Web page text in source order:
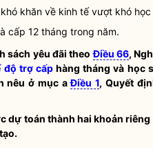
khăn về kinh tế vượt khó
cấp 12 tháng trong năm.
sách yêu đãi theoĐiều 66,
độ trợ cấphàng tháng và học
nêu ở mục aĐiều 1, Quyết
dự toán thành hai khoản